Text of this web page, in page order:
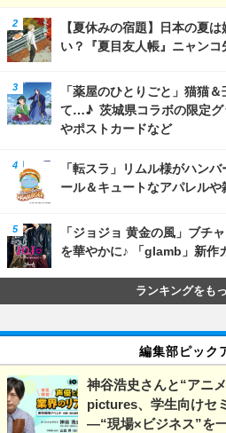
【夏休みの宿題】日本の夏
い？『夏目友人帳』ニャン
「薬屋のひとりごと」猫猫
て…♪ 茨城県コラボの限定グ
やポストカードなど
「転スラ」リムル様がハン
ール＆キュートなアパレルや
「ジョジョ 黄金の風」ブチ
を華やかに♪ 「glamb」新作
ランキングをも
編集部ピック
神谷浩史さんと“アニ
pictures、学生向けセ
―“現場×ビジネス”を